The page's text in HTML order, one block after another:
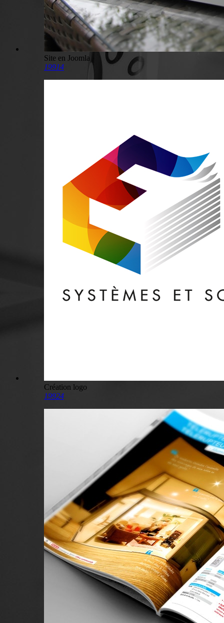
Site en Joomla
19914
Création logo
19924